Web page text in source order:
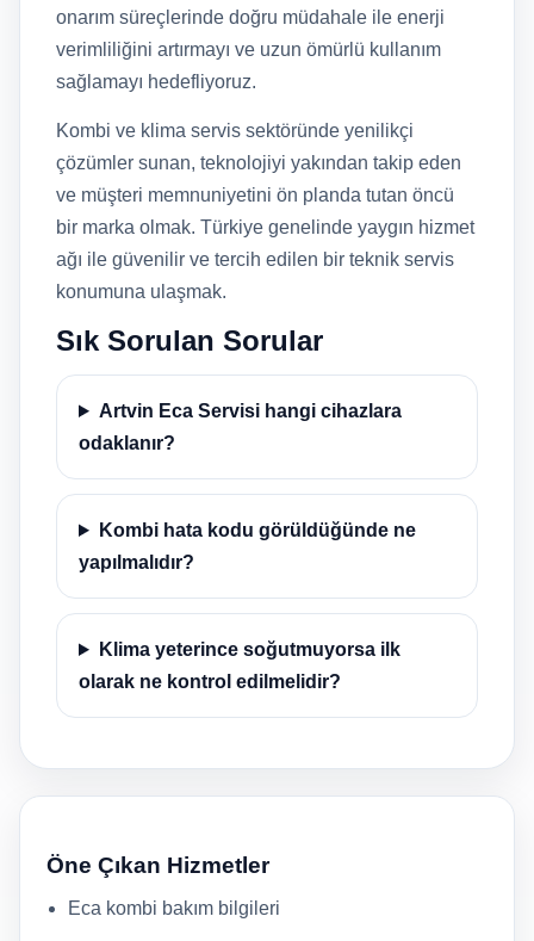
onarım süreçlerinde doğru müdahale ile enerji
verimliliğini artırmayı ve uzun ömürlü kullanım
sağlamayı hedefliyoruz.
Kombi ve klima servis sektöründe yenilikçi
çözümler sunan, teknolojiyi yakından takip eden
ve müşteri memnuniyetini ön planda tutan öncü
bir marka olmak. Türkiye genelinde yaygın hizmet
ağı ile güvenilir ve tercih edilen bir teknik servis
konumuna ulaşmak.
Sık Sorulan Sorular
Artvin Eca Servisi hangi cihazlara
odaklanır?
Kombi hata kodu görüldüğünde ne
yapılmalıdır?
Klima yeterince soğutmuyorsa ilk
olarak ne kontrol edilmelidir?
Öne Çıkan Hizmetler
Eca kombi bakım bilgileri